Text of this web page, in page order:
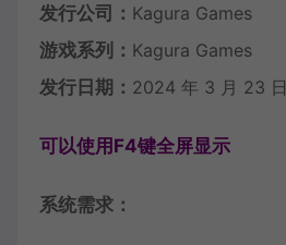
发行公司： Kagura Games
游戏系列： Kagura Games
发行日期： 2024 年 3 月 23 日
可以使用F4键全屏显示
系统需求：